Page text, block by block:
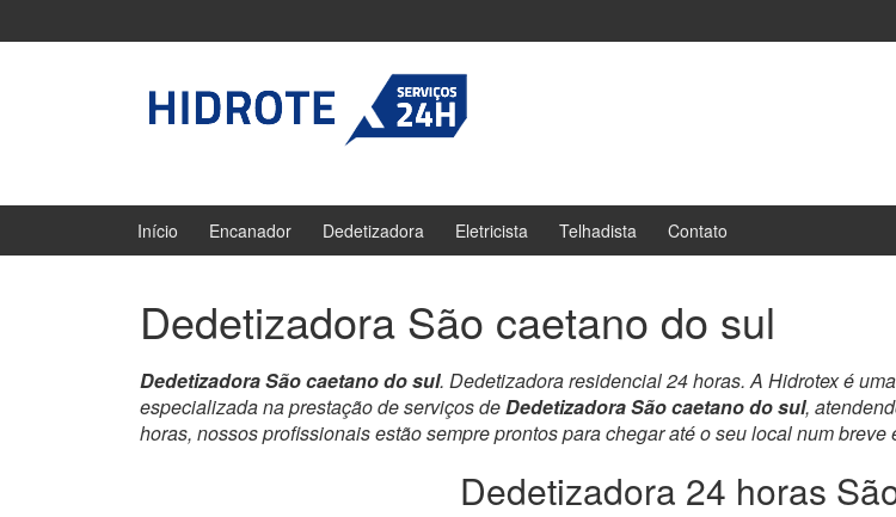
Início Encanador Dedetizadora Eletricista Telhadista Contato
Dedetizadora São caetano do sul
Dedetizadora São caetano do sul. Dedetizadora residencial 24 horas. A Hidrotex é
especializada na prestação de serviços deDedetizadora São caetano do sul,
horas, nossos profissionais estão sempre prontos para chegar até o seu local num breve
Dedetizadora 24 horas